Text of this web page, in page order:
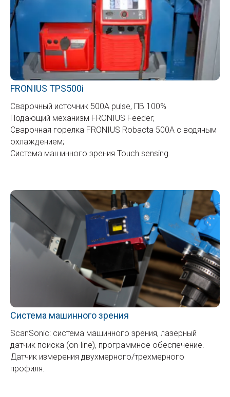
FRONIUS TPS500i
Сварочный источник 500A pulse, ПВ 100%
Подающий механизм FRONIUS Feeder;
Сварочная горелка FRONIUS Robacta 500A с водяным
охлаждением;
Система машинного зрения Touch sensing.
Система машинного зрения
ScanSonic: система машинного зрения, лазерный
датчик поиска (on-line), программное обеспечение.
Датчик измерения двухмерного/трехмерного
профиля.